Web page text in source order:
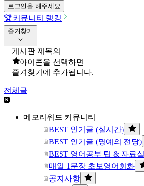
로그인을 해주세요
🏆커뮤니티 랭킹
즐겨찾기
게시판 제목의
아이콘을 선택하면
즐겨찾기에 추가됩니다.
전체글
메모리워드 커뮤니티
BEST 인기글 (실시간)
BEST 인기글 (명예의 전당)
BEST 영어공부 팁 & 자료실
매일 1문장 초보영어회화
공지사항